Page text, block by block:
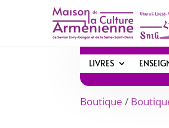
LIVRES
Boutique /